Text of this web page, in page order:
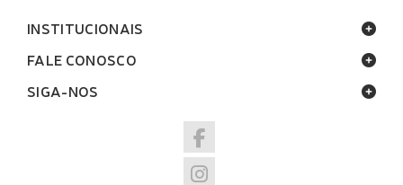
INSTITUCIONAIS
FALE CONOSCO
SIGA-NOS